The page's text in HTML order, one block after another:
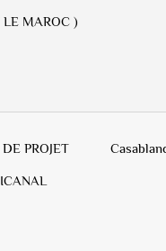
MAROC )
PROJET